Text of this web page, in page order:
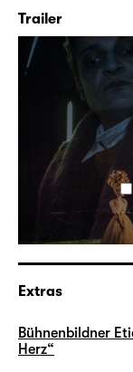
Trailer
Extras
Bühnenbildner
Herz“